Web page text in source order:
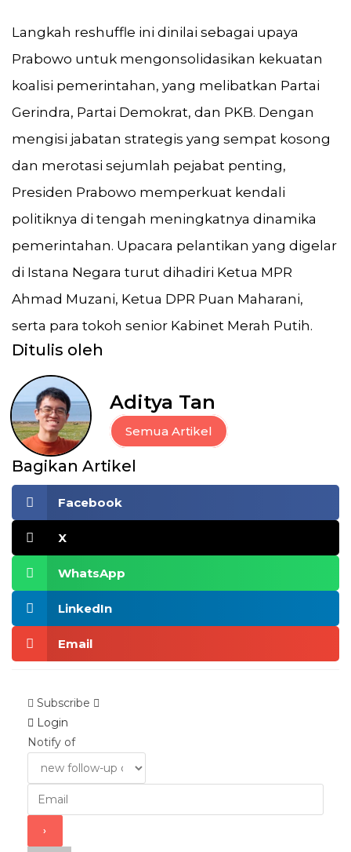
Langkah reshuffle ini dinilai sebagai upaya
Prabowo untuk mengonsolidasikan kekuatan
koalisi pemerintahan, yang melibatkan Partai
Gerindra, Partai Demokrat, dan PKB. Dengan
mengisi jabatan strategis yang sempat kosong
dan merotasi sejumlah pejabat penting,
Presiden Prabowo memperkuat kendali
politiknya di tengah meningkatnya dinamika
pemerintahan. Upacara pelantikan yang digelar
di Istana Negara turut dihadiri Ketua MPR
Ahmad Muzani, Ketua DPR Puan Maharani,
serta para tokoh senior Kabinet Merah Putih.
Ditulis oleh
Aditya Tan
Semua Artikel
Bagikan Artikel
Facebook
X
WhatsApp
LinkedIn
Email
Subscribe
Login
Notify of